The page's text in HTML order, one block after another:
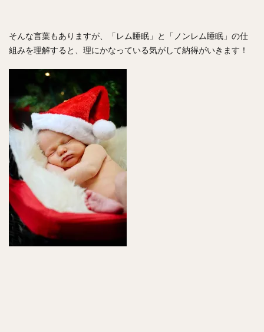
そんな言葉もありますが、「レム睡眠」と「ノンレム睡眠」の仕
組みを理解すると、理にかなっている気がして納得がいきます！